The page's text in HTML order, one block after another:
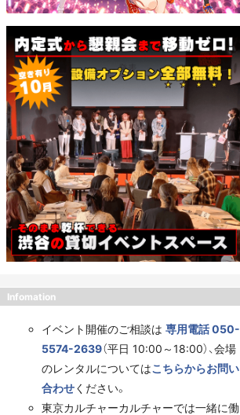
Infomation
イベント開催のご相談は 専用電話 050-
5574-2639（平日 10:00～18:00）、会場
のレンタルについてはこちらからお問い
合わせください。
東京カルチャーカルチャーでは一緒に働